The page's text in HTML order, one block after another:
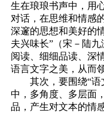
生在琅琅书声中，用
对话，在思维和情感
深邃的思想和美好的
夫兴味长”（宋－陆
阅读、细细品读、深
语言文字之美，从而
其次，要围绕“语
中，多角度、多层面
品，产生对文本的情